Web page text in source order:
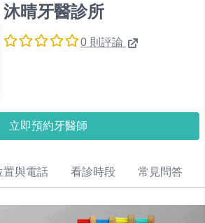
沐晴牙醫診所
0 則評論
立即預約牙醫師
置與電話 看診時段 常見問答